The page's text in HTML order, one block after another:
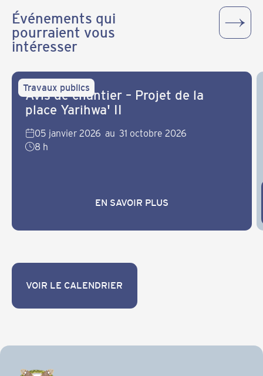
Événements qui
pourraient vous
intéresser
Travaux publics
Avis de chantier – Projet de la
place Yarihwa' II
05 janvier 2026 au 31 octobre 2026
8 h
EN SAVOIR PLUS
EN SAVOIR PLUS
VOIR LE CALENDRIER
VOIR LE CALENDRIER